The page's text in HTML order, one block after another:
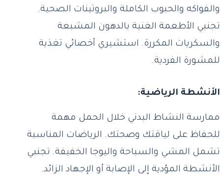
والفواكه والحبوب الكاملة والبروتينات الصحية.
تجنبي الأطعمة الغنية بالدهون المشبعة
والسكريات المكررة. استشيري أخصائي تغذية
للمشورة الفردية.
الأنشطة الرياضية:
ممارسة النشاط البدني خلال الحمل مهمة
للحفاظ على لياقتك وصحتك. الرياضات المناسبة
تشمل المشي والسباحة واليوجا الخفيفة. تجنبي
الأنشطة المؤدية إلى الإصابة أو الإجهاد الزائد.